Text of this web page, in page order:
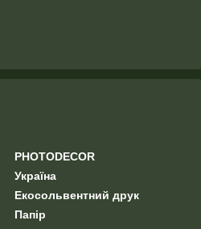
PHOTODECOR
Україна
Екосольвентний друк
Папір